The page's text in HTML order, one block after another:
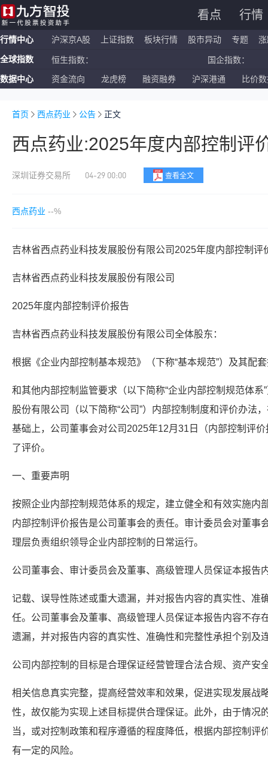
看点 行情
行情中心 沪深京A股 上证指数 板块行情 股市异动 专题
全球指数 恒生指数： 国企指数：
纳斯达克ETF： 标普500ETF：
数据中心 资金流向 龙虎榜 融资融券 沪深港通 比价
首页 西点药业 公告 正文
西点药业:2025年度内部控制评
深圳证券交易所 04-29 00:00 查看全文
西点药业 --%
吉林省西点药业科技发展股份有限公司2025年度内部控制评
吉林省西点药业科技发展股份有限公司
2025年度内部控制评价报告
吉林省西点药业科技发展股份有限公司全体股东：
根据《企业内部控制基本规范》（下称“基本规范”）及其配
和其他内部控制监管要求（以下简称“企业内部控制规范体
股份有限公司（以下简称“公司”）内部控制制度和评价办法
基础上，公司董事会对公司2025年12月31日（内部控制评
了评价。
一、重要声明
按照企业内部控制规范体系的规定，建立健全和有效实施内
内部控制评价报告是公司董事会的责任。审计委员会对董事
理层负责组织领导企业内部控制的日常运行。
公司董事会、审计委员会及董事、高级管理人员保证本报告
记载、误导性陈述或重大遗漏，并对报告内容的真实性、准
任。公司董事会及董事、高级管理人员保证本报告内容不存
遗漏，并对报告内容的真实性、准确性和完整性承担个别及
公司内部控制的目标是合理保证经营管理合法合规、资产安
相关信息真实完整，提高经营效率和效果，促进实现发展战
性，故仅能为实现上述目标提供合理保证。此外，由于情况
当，或对控制政策和程序遵循的程度降低，根据内部控制评
有一定的风险。